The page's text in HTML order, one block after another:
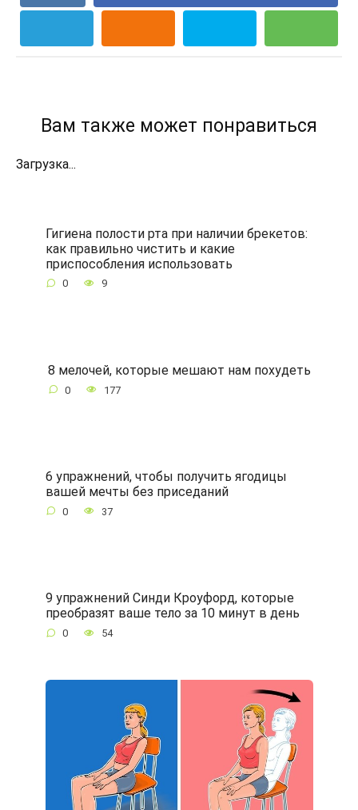
Вам также может понравиться
Загрузка...
Гигиена полости рта при наличии брекетов:
как правильно чистить и какие
приспособления использовать
0 9
8 мелочей, которые мешают нам похудеть
0 177
6 упражнений, чтобы получить ягодицы
вашей мечты без приседаний
0 37
9 упражнений Синди Кроуфорд, которые
преобразят ваше тело за 10 минут в день
0 54